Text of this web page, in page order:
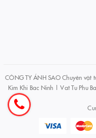
CÔNG TY ÁNH SAO Chuyên
Kim Khi Bac Ninh | Vat Tu Phu